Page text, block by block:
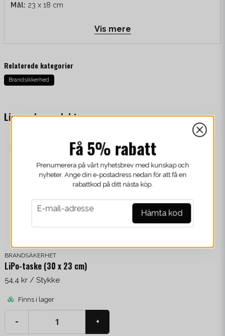
Lignende produkter
BRANDSÄKERHET
LiPo-taske (30 x 23 cm)
54,4 kr / Stykke
Finns i lager
- +
Mål: 23 x 18 cm
Vis mere
Relaterede kategorier
Brandsikkerhed
Få 5% rabatt
Prenumerera på vårt nyhetsbrev med kunskap och
nyheter. Ange din e-postadress nedan för att få en
rabattkod på ditt nästa köp.
email
E-mail-adresse Hämta kod